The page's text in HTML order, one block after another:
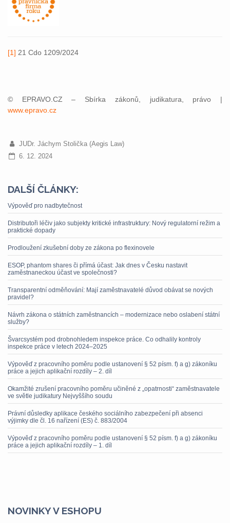
[1] 21 Cdo 1209/2024
© EPRAVO.CZ – Sbírka zákonů, judikatura, právo |
www.epravo.cz
JUDr. Jáchym Stolička (Aegis Law)
6. 12. 2024
DALŠÍ ČLÁNKY:
Výpověď pro nadbytečnost
Distributoři léčiv jako subjekty kritické infrastruktury: Nový regulatorní režim a
praktické dopady
Prodloužení zkušební doby ze zákona po flexinovele
ESOP, phantom shares či přímá účast: Jak dnes v Česku nastavit
zaměstnaneckou účast ve společnosti?
Transparentní odměňování: Mají zaměstnavatelé důvod obávat se nových
pravidel?
Návrh zákona o státních zaměstnancích – modernizace nebo oslabení státní
služby?
Švarcsystém pod drobnohledem inspekce práce. Co odhalily kontroly
inspekce práce v letech 2024–2025
Výpověď z pracovního poměru podle ustanovení § 52 písm. f) a g) zákoníku
práce a jejich aplikační rozdíly – 2. díl
Okamžité zrušení pracovního poměru učiněné z „opatrnosti“ zaměstnavatele
ve světle judikatury Nejvyššího soudu
Právní důsledky aplikace českého sociálního zabezpečení při absenci
výjimky dle čl. 16 nařízení (ES) č. 883/2004
Výpověď z pracovního poměru podle ustanovení § 52 písm. f) a g) zákoníku
práce a jejich aplikační rozdíly – 1. díl
NOVINKY V ESHOPU